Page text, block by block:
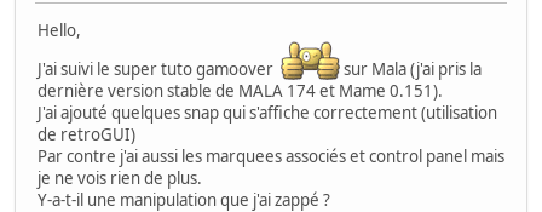
Hello,
J'ai suivi le super tuto gamoover
sur Mala (j'ai pris la
dernière version stable de MALA 174 et Mame 0.151).
J'ai ajouté quelques snap qui s'affiche correctement (utilisation
de retroGUI)
Par contre j'ai aussi les marquees associés et control panel mais
je ne vois rien de plus.
Y-a-t-il une manipulation que j'ai zappé ?